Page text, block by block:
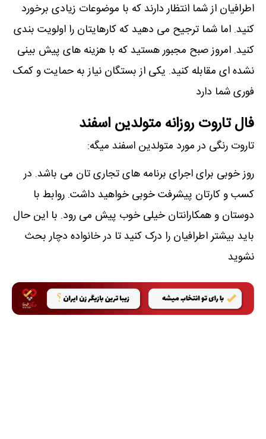
اطرافیان از شما انتظار دارند که با موضوعات زیادی برخورد
کنید. اما شما ترجیح می دهید که کارهایتان را اولویت بندی
کنید. امروز صبح مجبور هستید که با هزینه های پیش بینی
نشده ای مقابله کنید. یکی از بستگان نیاز به حمایت و کمک
فوری شما دارد
فال تاروت روزانه متولدین اسفند
تاروت رنگی در مورد متولدین اسفند میگه:
روز خوبی برای اجرای برنامه های تجاری تان می باشد. در
کسب و کارتان پیشرفت خوبی خواهید داشت. روابط با
دوستان و همکارانتان خیلی خوب پیش می رود. با این حال
باید بیشتر اطرافیان را درک کنید تا در خانواده دچار بحث
نشوید